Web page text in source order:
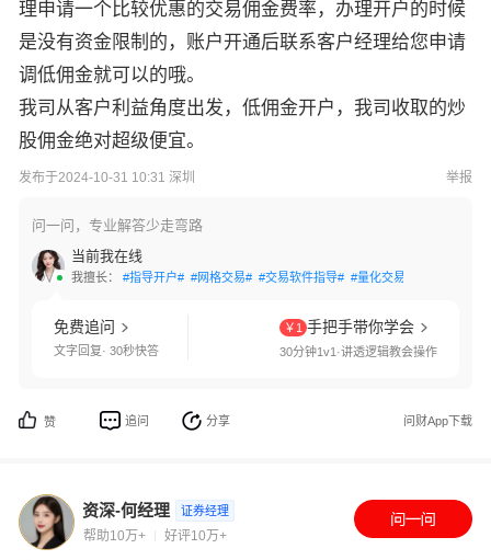
理申请一个比较优惠的交易佣金费率，办理开户的时候
是没有资金限制的，账户开通后联系客户经理给您申请
调低佣金就可以的哦。
我司从客户利益角度出发，低佣金开户，我司收取的炒
股佣金绝对超级便宜。
发布于2024-10-31 10:31 深圳 举报
问一问，专业解答少走弯路
当前我在线
我擅长： #指导开户# #网格交易# #交易软件指导# #量化交易#
免费追问
文字回复· 30秒快答
￥1 手把手带你学会
30分钟1v1·讲透逻辑教会操作
赞 追问 分享 问财App下载
资深-何经理 证券经理
帮助10万+ 好评10万+